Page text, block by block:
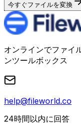
今すぐファイルを変換
オンラインでファイ
ンツールボックス
help@fileworld.co
24時間以内に回答